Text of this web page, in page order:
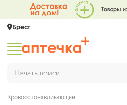
Брест
Начать поиск
Кровоостонавливающие